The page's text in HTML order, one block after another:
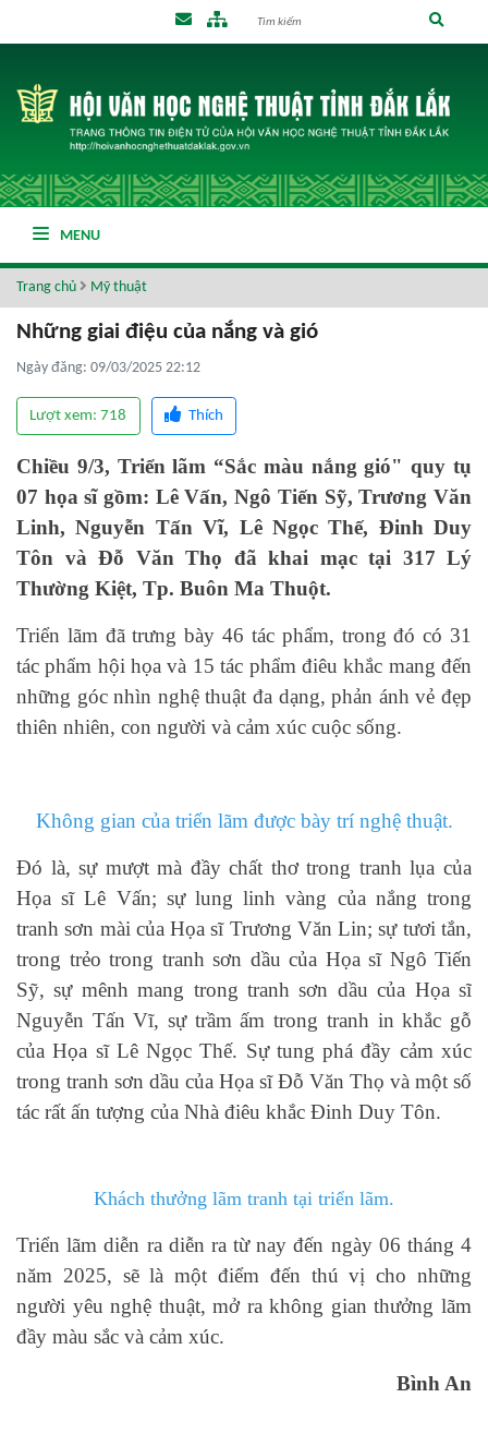
MENU
Trang chủ Mỹ thuật
Những giai điệu của nắng và gió
Ngày đăng: 09/03/2025 22:12
Lượt xem: 718 Thích
Chiều 9/3, Triển lãm “Sắc màu nắng gió" quy tụ
07 họa sĩ gồm: Lê Vấn, Ngô Tiến Sỹ, Trương Văn
Linh, Nguyễn Tấn Vĩ, Lê Ngọc Thế, Đinh Duy
Tôn và Đỗ Văn Thọ đã khai mạc tại 317 Lý
Thường Kiệt, Tp. Buôn Ma Thuột.
Triển lãm đã trưng bày 46 tác phẩm, trong đó có 31
tác phẩm hội họa và 15 tác phẩm điêu khắc mang đến
những góc nhìn nghệ thuật đa dạng, phản ánh vẻ đẹp
thiên nhiên, con người và cảm xúc cuộc sống.
Không gian của triển lãm được bày trí nghệ thuật.
Đó là, sự mượt mà đầy chất thơ trong tranh lụa của
Họa sĩ Lê Vấn; sự lung linh vàng của nắng trong
tranh sơn mài của Họa sĩ Trương Văn Lin; sự tươi tắn,
trong trẻo trong tranh sơn dầu của Họa sĩ Ngô Tiến
Sỹ, sự mênh mang trong tranh sơn dầu của Họa sĩ
Nguyễn Tấn Vĩ, sự trầm ấm trong tranh in khắc gỗ
của Họa sĩ Lê Ngọc Thế. Sự tung phá đầy cảm xúc
trong tranh sơn dầu của Họa sĩ Đỗ Văn Thọ và một số
tác rất ấn tượng của Nhà điêu khắc Đinh Duy Tôn.
Khách thưởng lãm tranh tại triển lãm.
Triển lãm diễn ra diễn ra từ nay đến ngày 06 tháng 4
năm 2025, sẽ là một điểm đến thú vị cho những
người yêu nghệ thuật, mở ra không gian thưởng lãm
đầy màu sắc và cảm xúc.
Bình An